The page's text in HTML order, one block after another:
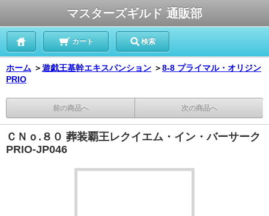
マスターズギルド 通販部
カート 検索
ホーム ＞遊戯王基幹エキスパンション ＞8-8 プライマル・オリジン
PRIO
前の商品へ 次の商品へ
ＣＮｏ.８０ 葬装覇王レクイエム・イン・バーサーク
PRIO-JP046